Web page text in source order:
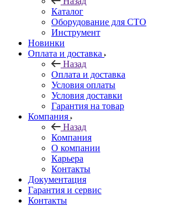
Каталог
Оборудование для СТО
Инструмент
Новинки
Оплата и доставка
Назад
Оплата и доставка
Условия оплаты
Условия доставки
Гарантия на товар
Компания
Назад
Компания
О компании
Карьера
Контакты
Документация
Гарантия и сервис
Контакты